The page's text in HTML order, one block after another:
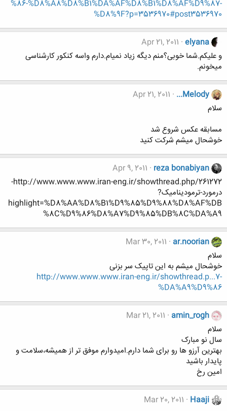
%86-%D8%A8%D8%B1%DA%AF%D8%B1%D8%AF%D9%87-
%D8%9F?p=3536970#post3536970
elyana
Apr 21, 2011
و علیکم.شما خوبی؟منم دیگه زیاد نمیام.دارم واسه کنکور کارشناسی
میخونم.
...Melody
Apr 21, 2011
سلام
مسابقه عكس شروع شد
خوشحال ميشم شركت كنيد
reza bonabiyan
Apr 9, 2011
http://www.www.www.iran-eng.ir/showthread.php/261272-
درمورد-ترمودینامیک?
highlight=%D8%AA%D8%B1%D9%85%D9%88%D8%AF%DB
%8C%D9%86%D8%A7%D9%85%DB%8C%DA%A9
ar.noorian
Mar 30, 2011
سلام
خوشحال میشم به این تاپیک سر بزنی
http://www.www.www.iran-eng.ir/showthread.p...7-
%DA%A9%D9%86
amin_rogh
Mar 21, 2011
سلام
سال نو مبارک
بهترین آرزو ها رو برای شما دارم.امیدوارم موفق تر از همیشه،سلامت و
پایدار باشید
امین رخ
Haaji
Mar 20, 2011